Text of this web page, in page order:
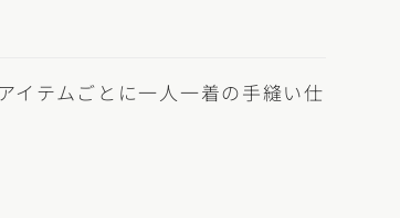
イテムごとに一人一着の手縫い仕